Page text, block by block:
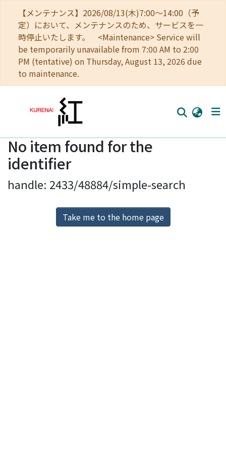
【メンテナンス】2026/08/13(木)7:00～14:00（予
定）において、メンテナンスのため、サービスを一
時停止いたします。 <Maintenance> Service will
be temporarily unavailable from 7:00 AM to 2:00
PM (tentative) on Thursday, August 13, 2026 due
to maintenance.
Home
Communities
Browse
Download Ranking
No item found for the
identifier
handle: 2433/48884/simple-search
Take me to the home page